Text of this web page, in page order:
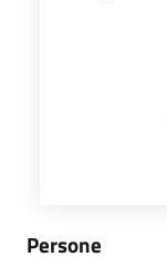
Persone